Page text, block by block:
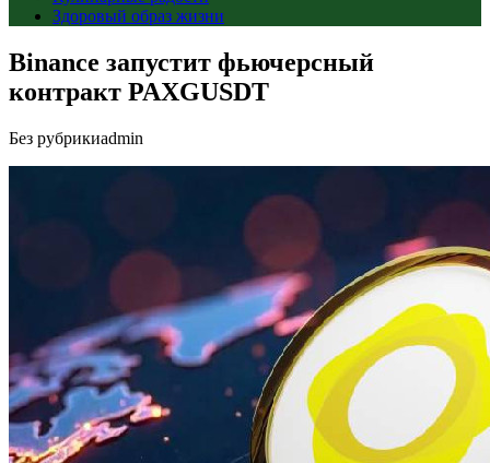
Здоровый образ жизни
Binance запустит фьючерсный
контракт PAXGUSDT
Без рубрикиadmin